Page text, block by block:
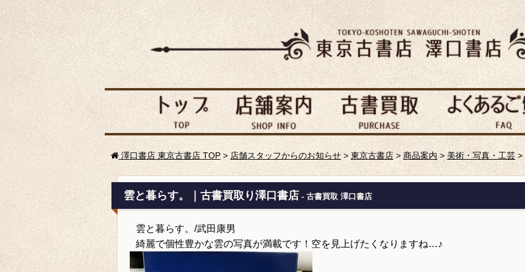
澤口書店 東京古書店 TOP > 店舗スタッフからのお知らせ >東京古書店> 商品案内>美術・写真・工芸>
雲と暮らす。｜古書買取り澤口書店 - 古書買取 澤口書店
雲と暮らす。/武田康男
綺麗で個性豊かな雲の写真が満載です！空を見上げたくなりますね…♪